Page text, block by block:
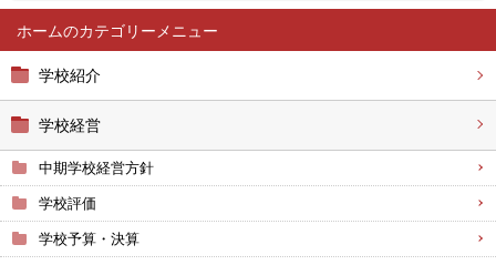
ホーム
学校紹介
学校経営
中期学校経営方針
学校評価
学校予算・決算